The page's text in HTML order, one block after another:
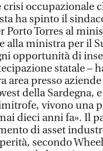
crisi occupazionale
ha spinto il
Porto Torres al
alla ministra per il
opportunità di
statale –
area presso
della Sardegna,
vivono una
dieci anni fa». Il
di asset
secondo